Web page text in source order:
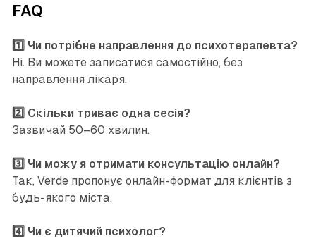
FAQ
1️⃣ Чи потрібне направлення до психотерапевта?
Ні. Ви можете записатися самостійно, без
направлення лікаря.
2️⃣ Скільки триває одна сесія?
Зазвичай 50–60 хвилин.
3️⃣ Чи можу я отримати консультацію онлайн?
Так, Verde пропонує онлайн-формат для клієнтів з
будь-якого міста.
4️⃣ Чи є дитячий психолог?